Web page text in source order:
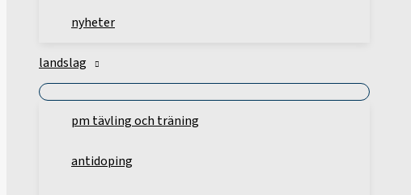
nyheter
landslag
pm tävling och träning
antidoping